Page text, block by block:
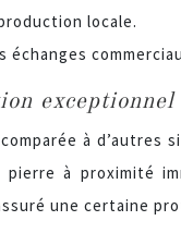
locale.
exceptionnel
à d’autres
à proximité
une certaine